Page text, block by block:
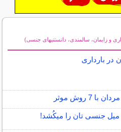
و زایمان، سالمندی، دانستنیهای جنسی)
در بارداری
7 روش موثر
جنسی تان را میکُشد!